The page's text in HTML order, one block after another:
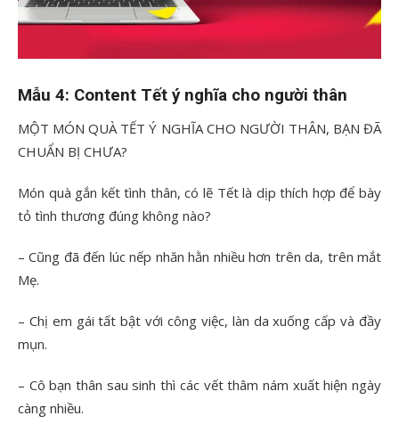
Mẫu 4: Content Tết ý nghĩa cho người thân
MỘT MÓN QUÀ TẾT Ý NGHĨA CHO NGƯỜI THÂN, BẠN ĐÃ
CHUẨN BỊ CHƯA?
Món quà gắn kết tình thân, có lẽ Tết là dịp thích hợp để bày
tỏ tình thương đúng không nào?
– Cũng đã đến lúc nếp nhăn hằn nhiều hơn trên da, trên mắt
Mẹ.
– Chị em gái tất bật với công việc, làn da xuống cấp và đầy
mụn.
– Cô bạn thân sau sinh thì các vết thâm nám xuất hiện ngày
càng nhiều.